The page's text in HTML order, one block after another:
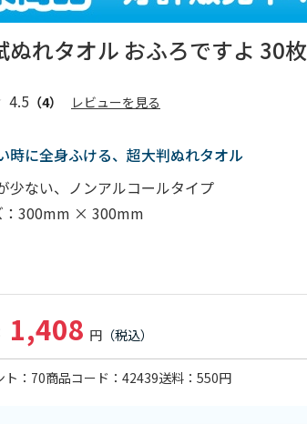
ぬれタオル おふろですよ 30枚
4.5 （4） レビューを見る
時に全身ふける、超大判ぬれタオル
少ない、ノンアルコールタイプ
：300mm × 300mm
1,408
ト 70商品コード 42439送料 550円